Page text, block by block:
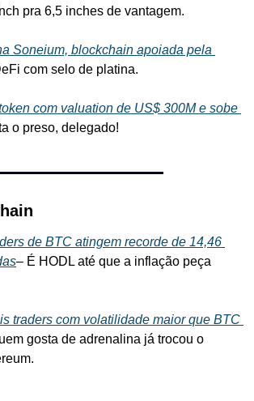
pra 6,5 inches de vantagem.
Soneium, blockchain apoiada pela
com selo de platina.
com valuation de US$ 300M e sobe
o preso, delegado!
de BTC atingem recorde de 14,46
– É HODL até que a inflação peça
traders com volatilidade maior que BTC
gosta de adrenalina já trocou o